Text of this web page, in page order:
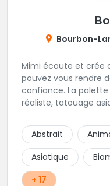
Bourbon-
Mimi écoute et crée
pouvez vous rendre
confiance. La
réaliste, tatouage
construire un projet
Abstrait
Asiatique
+ 17